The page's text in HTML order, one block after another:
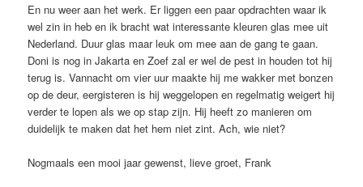
En nu weer aan het werk. Er liggen een paar opdrachten waar ik
wel zin in heb en ik bracht wat interessante kleuren glas mee uit
Nederland. Duur glas maar leuk om mee aan de gang te gaan.
Doni is nog in Jakarta en Zoef zal er wel de pest in houden tot hij
terug is. Vannacht om vier uur maakte hij me wakker met bonzen
op de deur, eergisteren is hij weggelopen en regelmatig weigert hij
verder te lopen als we op stap zijn. Hij heeft zo manieren om
duidelijk te maken dat het hem niet zint. Ach, wie niet?
Nogmaals een mooi jaar gewenst, lieve groet, Frank